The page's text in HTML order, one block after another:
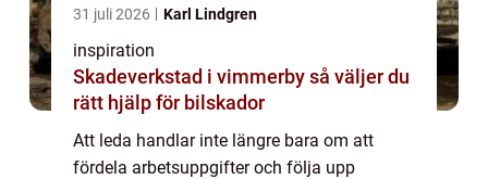
31 juli 2026 Karl Lindgren
inspiration
Skadeverkstad i vimmerby så väljer du
rätt hjälp för bilskador
Att leda handlar inte längre bara om att
fördela arbetsuppgifter och följa upp